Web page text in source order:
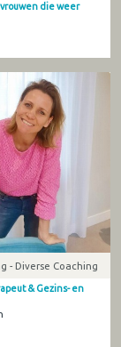
vrouwen die weer
- Diverse Coaching
& Gezins- en